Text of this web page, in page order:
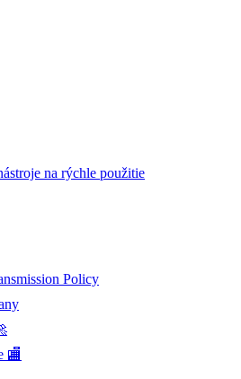
na rýchle použitie
Policy
🏬